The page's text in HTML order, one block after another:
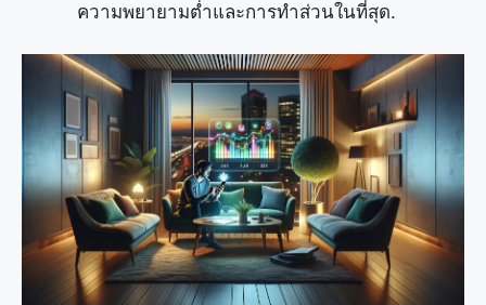
ความพยายามต่ำและการทำส่วนในที่สุด.